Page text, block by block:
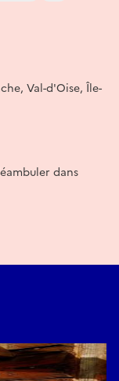
Val-d'Oise, Île-
dans